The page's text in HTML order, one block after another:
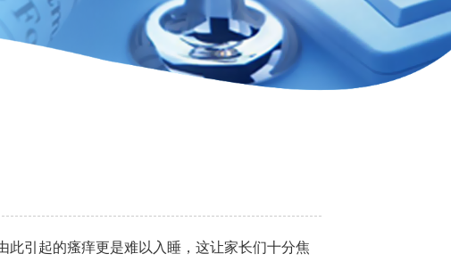
引起的瘙痒更是难以入睡，这让家长们十分焦